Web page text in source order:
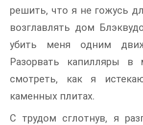
решить, что я не гожусь
возглавлять дом
убить меня одним
Разорвать капилляры
смотреть, как я
каменных плитах.
С трудом сглотнув, я